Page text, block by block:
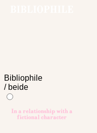
Bibliophile
/ beide